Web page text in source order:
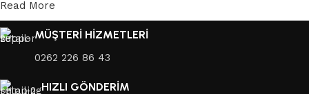
Read More
MÜŞTERİ HİZMETLERİ
0262 226 86 43
HIZLI GÖNDERİM